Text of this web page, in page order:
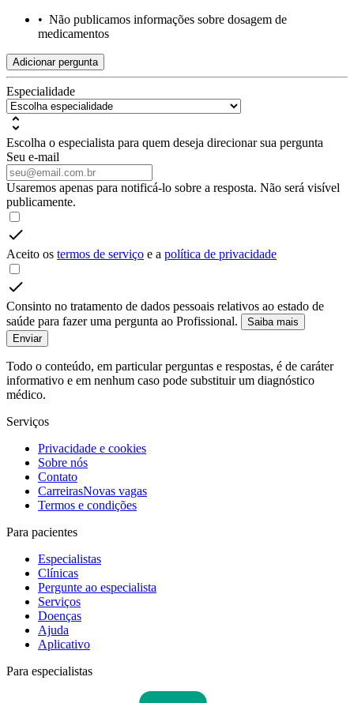
• Não publicamos informações sobre dosagem de
medicamentos
Adicionar pergunta
Especialidade
Escolha o especialista para quem deseja direcionar sua pergunta
Seu e-mail
Usaremos apenas para notificá-lo sobre a resposta. Não será visível
publicamente.
Aceito os termos de serviço e a política de privacidade
Consinto no tratamento de dados pessoais relativos ao estado de
saúde para fazer uma pergunta ao Profissional.
Saiba mais
Enviar
Todo o conteúdo, em particular perguntas e respostas, é de caráter
informativo e em nenhum caso pode substituir um diagnóstico
médico.
Serviços
Privacidade e cookies
Sobre nós
Contato
CarreirasNovas vagas
Termos e condições
Para pacientes
Especialistas
Clínicas
Pergunte ao especialista
Serviços
Doenças
Ajuda
Aplicativo
Para especialistas